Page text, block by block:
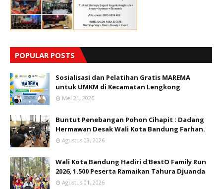
POPULAR POSTS
Sosialisasi dan Pelatihan Gratis MAREMA
untuk UMKM di Kecamatan Lengkong
Mei 21, 2026
Buntut Penebangan Pohon Cihapit : Dadang
Hermawan Desak Wali Kota Bandung Farhan.
Agustus 03, 2026
Wali Kota Bandung Hadiri d'BestO Family Run
2026, 1.500 Peserta Ramaikan Tahura Djuanda
Agustus 01, 2026